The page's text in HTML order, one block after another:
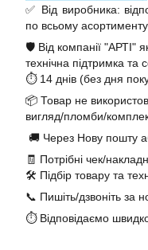
✅ Від виробника:
по всьому асортименту
🛡️ Від компанії "АРТІ"
технічна підтримка та
⏱️ 14 днів (без дня
📦 Товар не
вигляд/пломби/
🚚 Через Нову пошту
🧾 Потрібні чек/
🛠️ Підбір товару та
📞 Пишіть/дзвоніть за
⏱️ Відповідаємо